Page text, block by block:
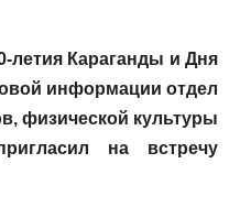
летия Караганды и Дня
информации отдел
физической культуры
на встречу